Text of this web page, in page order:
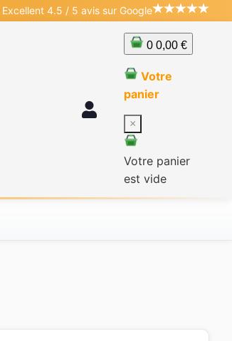
Excellent 4.5 / 5 avis sur Google
0 0,00 €
Votre
panier
×
Votre panier
est vide